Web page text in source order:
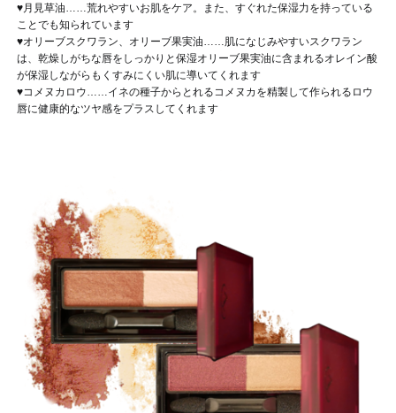
♥月見草油……荒れやすいお肌をケア。また、すぐれた保湿力を持っている
ことでも知られています
♥オリーブスクワラン、オリーブ果実油……肌になじみやすいスクワラン
は、乾燥しがちな唇をしっかりと保湿オリーブ果実油に含まれるオレイン酸
が保湿しながらもくすみにくい肌に導いてくれます
♥コメヌカロウ……イネの種子からとれるコメヌカを精製して作られるロウ
唇に健康的なツヤ感をプラスしてくれます